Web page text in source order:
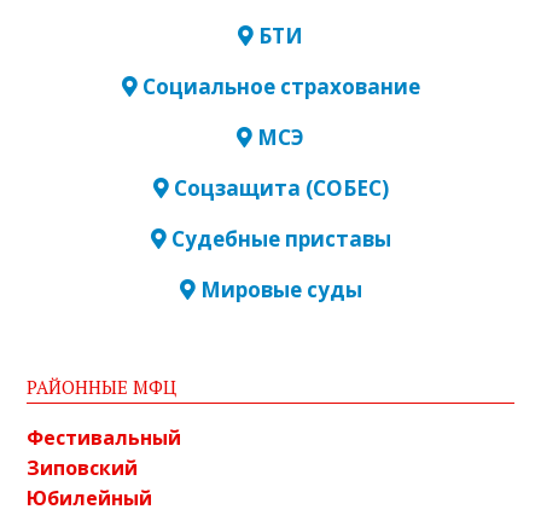
БТИ
Социальное страхование
МСЭ
Соцзащита (СОБЕС)
Судебные приставы
Мировые суды
РАЙОННЫЕ МФЦ
Фестивальный
Зиповский
Юбилейный